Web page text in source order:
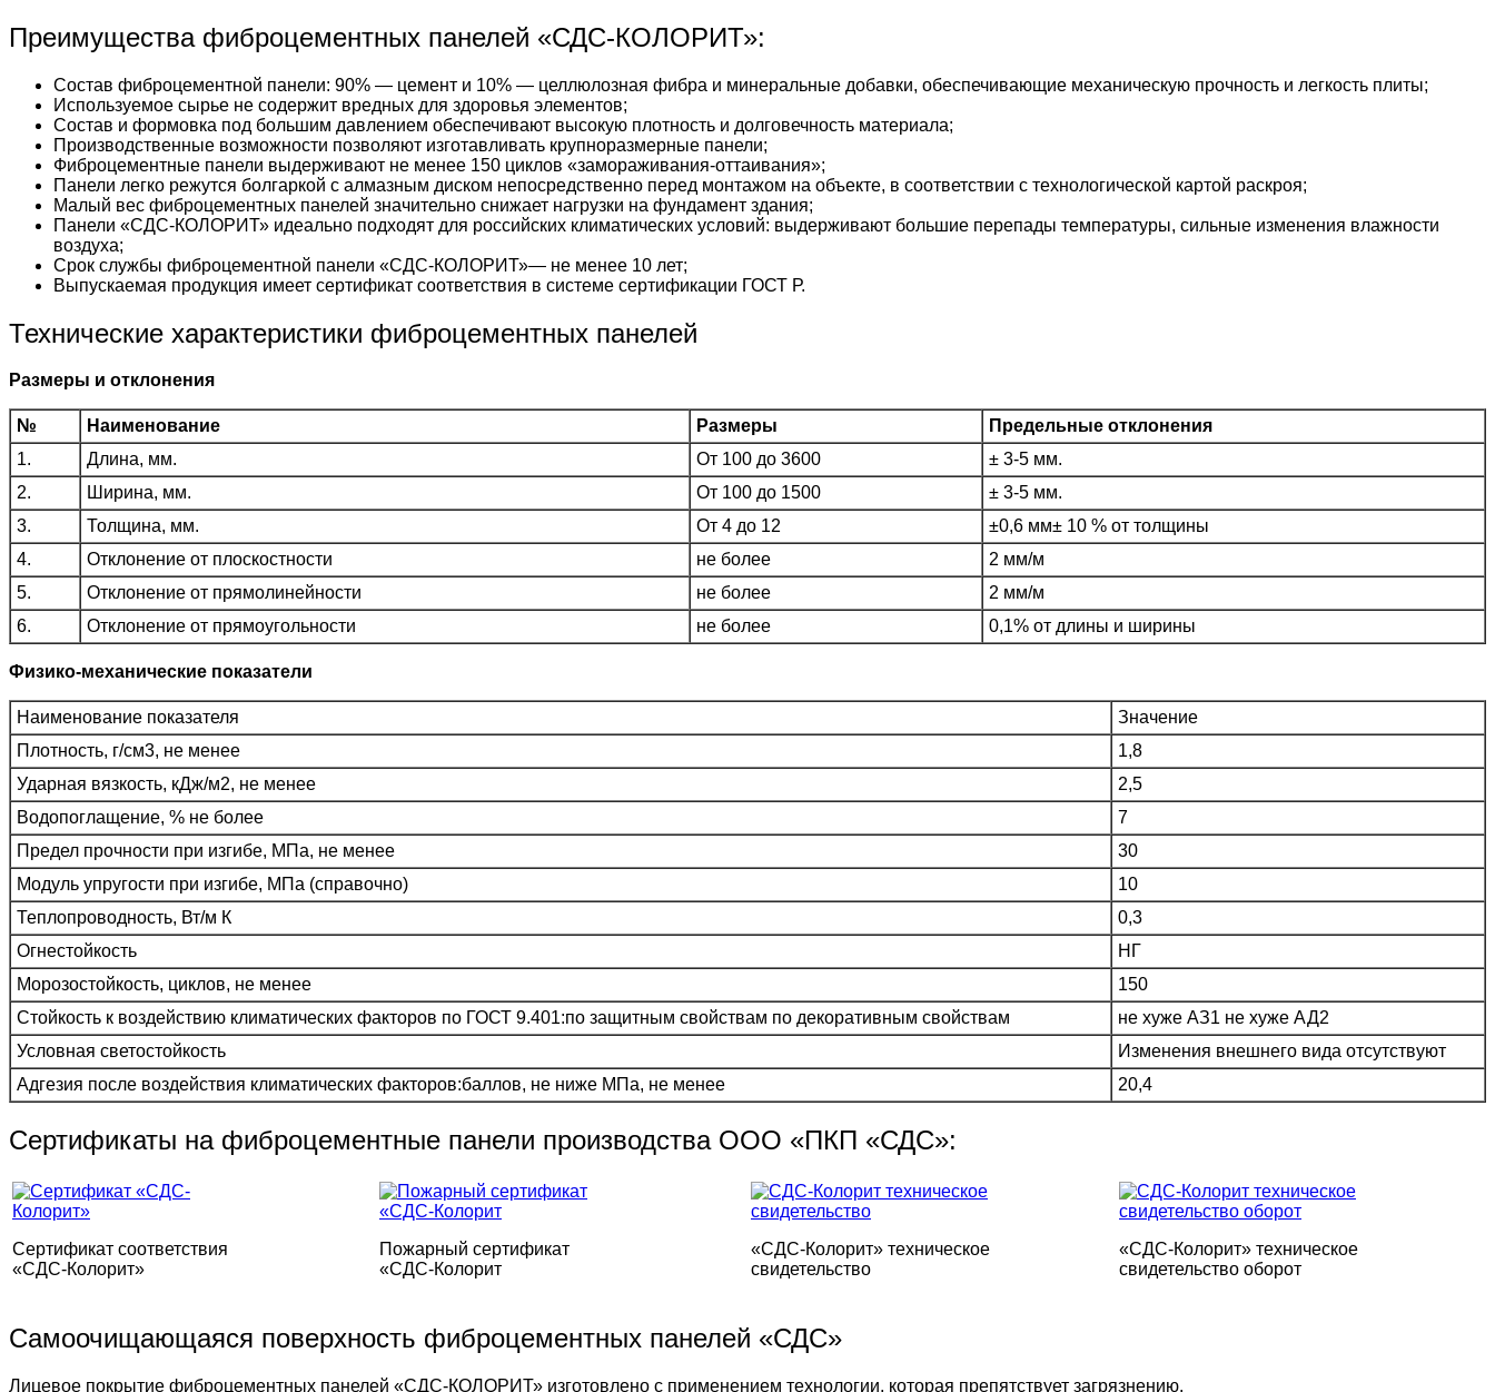
Преимущества фиброцементных панелей «СДС-КОЛОРИТ»:
Состав фиброцементной панели: 90% — цемент и 10% — целлюлозная фибра и минеральные добавки, обеспечивающие механическую прочность и легкость плиты;
Используемое сырье не содержит вредных для здоровья элементов;
Состав и формовка под большим давлением обеспечивают высокую плотность и долговечность материала;
Производственные возможности позволяют изготавливать крупноразмерные панели;
Фиброцементные панели выдерживают не менее 150 циклов «замораживания-оттаивания»;
Панели легко режутся болгаркой с алмазным диском непосредственно перед монтажом на объекте, в соответствии с технологической картой раскроя;
Малый вес фиброцементных панелей значительно снижает нагрузки на фундамент здания;
Панели «СДС-КОЛОРИТ» идеально подходят для российских климатических условий: выдерживают большие перепады температуры, сильные изменения влажности
воздуха;
Срок службы фиброцементной панели «СДС-КОЛОРИТ»— не менее 10 лет;
Выпускаемая продукция имеет сертификат соответствия в системе сертификации ГОСТ Р.
Технические характеристики фиброцементных панелей
Размеры и отклонения
№ Наименование Размеры
Предельные отклонения
1.
Длина, мм. От 100 до 3600
± 3-5 мм.
2.
Ширина, мм. От 100 до 1500
± 3-5 мм.
3.
Толщина, мм. От 4 до 12
±0,6 мм± 10 % от толщины
4.
Отклонение от плоскостности не более
2 мм/м
5.
Отклонение от прямолинейности не более
2 мм/м
6.
Отклонение от прямоугольности не более 0,1% от длины и ширины
Физико-механические показатели
Наименование показателя
Значение
Плотность, г/см3, не менее
1,8
Ударная вязкость, кДж/м2, не менее
2,5
Водопоглащение, % не более
7
Предел прочности при изгибе, МПа, не менее
30
Модуль упругости при изгибе, МПа (справочно)
10
Теплопроводность, Вт/м К
0,3
Огнестойкость
НГ
Морозостойкость, циклов, не менее
150
Стойкость к воздействию климатических факторов по ГОСТ 9.401:по защитным свойствам по декоративным свойствам
не хуже АЗ1 не хуже АД2
Условная светостойкость
Изменения внешнего вида отсутствуют
Адгезия после воздействия климатических факторов:баллов, не ниже МПа, не менее
20,4
Сертификаты на фиброцементные панели производства ООО «ПКП «СДС»:
Сертификат соответствия
«СДС-Колорит»
Пожарный сертификат
«СДС-Колорит
«СДС-Колорит» техническое
свидетельство
«СДС-Колорит» техническое
свидетельство оборот
Самоочищающаяся поверхность фиброцементных панелей «СДС»
Лицевое покрытие фиброцементных панелей «СДС-КОЛОРИТ» изготовлено с применением технологии, которая препятствует загрязнению.